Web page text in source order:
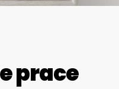
prace